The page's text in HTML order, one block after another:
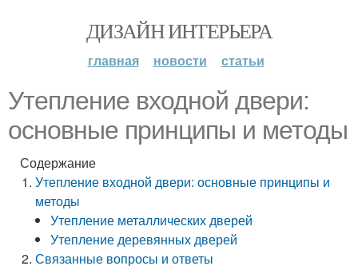
ДИЗАЙН ИНТЕРЬЕРА
главная новости статьи
Утепление входной двери:
основные принципы и методы
Содержание
Утепление входной двери: основные принципы и
методы
Утепление металлических дверей
Утепление деревянных дверей
Связанные вопросы и ответы